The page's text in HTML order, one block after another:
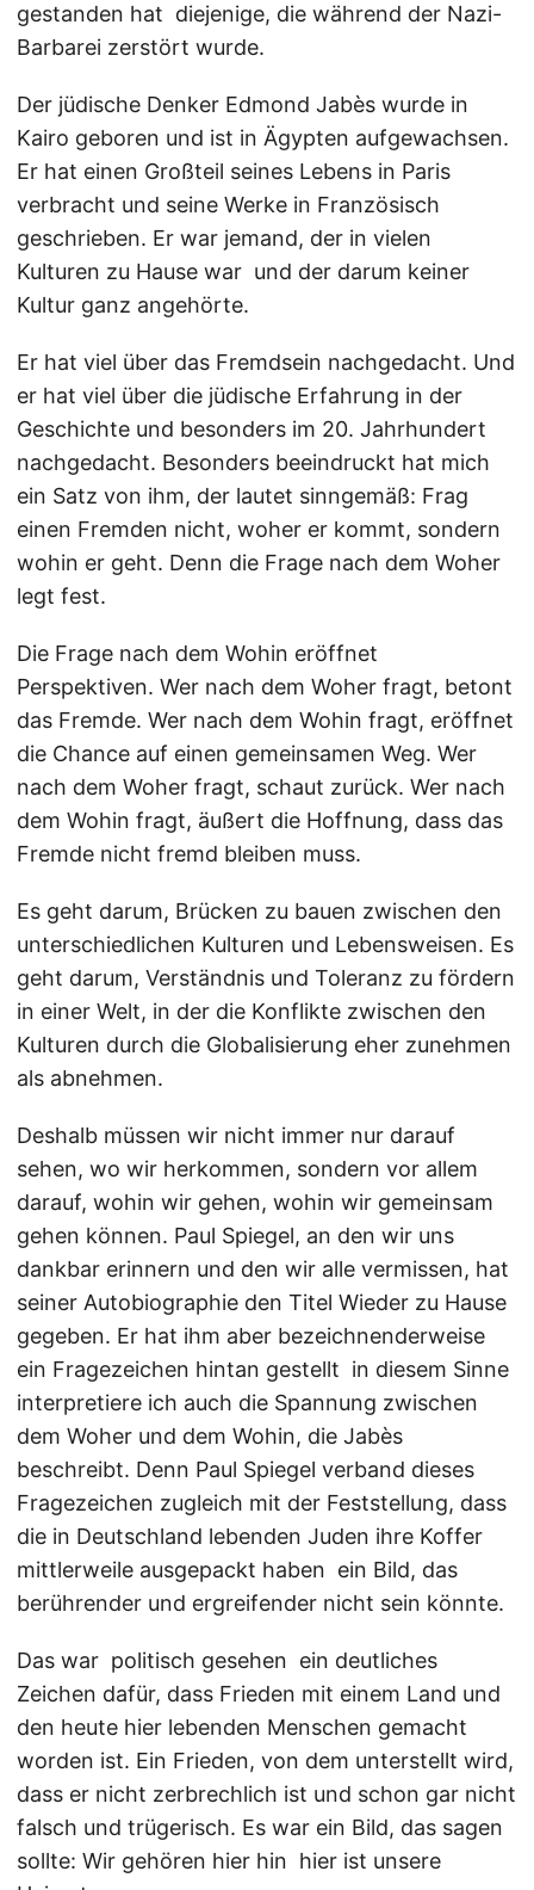
gestanden hat  diejenige, die während der Nazi-
Barbarei zerstört wurde.
Der jüdische Denker Edmond Jabès wurde in
Kairo geboren und ist in Ägypten aufgewachsen.
Er hat einen Großteil seines Lebens in Paris
verbracht und seine Werke in Französisch
geschrieben. Er war jemand, der in vielen
Kulturen zu Hause war  und der darum keiner
Kultur ganz angehörte.
Er hat viel über das Fremdsein nachgedacht. Und
er hat viel über die jüdische Erfahrung in der
Geschichte und besonders im 20. Jahrhundert
nachgedacht. Besonders beeindruckt hat mich
ein Satz von ihm, der lautet sinngemäß: Frag
einen Fremden nicht, woher er kommt, sondern
wohin er geht. Denn die Frage nach dem Woher
legt fest.
Die Frage nach dem Wohin eröffnet
Perspektiven. Wer nach dem Woher fragt, betont
das Fremde. Wer nach dem Wohin fragt, eröffnet
die Chance auf einen gemeinsamen Weg. Wer
nach dem Woher fragt, schaut zurück. Wer nach
dem Wohin fragt, äußert die Hoffnung, dass das
Fremde nicht fremd bleiben muss.
Es geht darum, Brücken zu bauen zwischen den
unterschiedlichen Kulturen und Lebensweisen. Es
geht darum, Verständnis und Toleranz zu fördern
in einer Welt, in der die Konflikte zwischen den
Kulturen durch die Globalisierung eher zunehmen
als abnehmen.
Deshalb müssen wir nicht immer nur darauf
sehen, wo wir herkommen, sondern vor allem
darauf, wohin wir gehen, wohin wir gemeinsam
gehen können. Paul Spiegel, an den wir uns
dankbar erinnern und den wir alle vermissen, hat
seiner Autobiographie den Titel Wieder zu Hause
gegeben. Er hat ihm aber bezeichnenderweise
ein Fragezeichen hintan gestellt  in diesem Sinne
interpretiere ich auch die Spannung zwischen
dem Woher und dem Wohin, die Jabès
beschreibt. Denn Paul Spiegel verband dieses
Fragezeichen zugleich mit der Feststellung, dass
die in Deutschland lebenden Juden ihre Koffer
mittlerweile ausgepackt haben  ein Bild, das
berührender und ergreifender nicht sein könnte.
Das war  politisch gesehen  ein deutliches
Zeichen dafür, dass Frieden mit einem Land und
den heute hier lebenden Menschen gemacht
worden ist. Ein Frieden, von dem unterstellt wird,
dass er nicht zerbrechlich ist und schon gar nicht
falsch und trügerisch. Es war ein Bild, das sagen
sollte: Wir gehören hier hin  hier ist unsere